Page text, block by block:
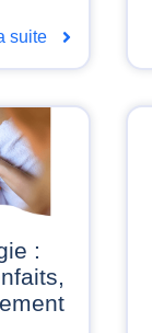
suite